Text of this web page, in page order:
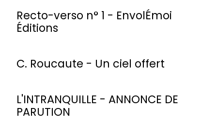
Recto-verso n° 1 - EnvolÉmoi
Éditions
C. Roucaute - Un ciel offert
L'INTRANQUILLE - ANNONCE DE
PARUTION